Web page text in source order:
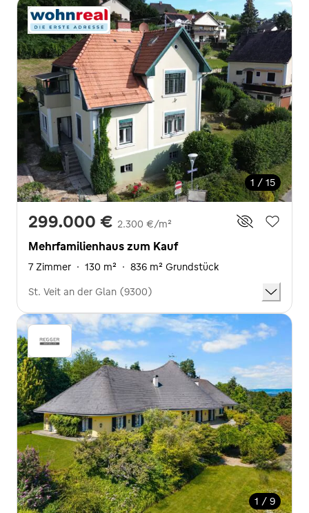
1 / 15
299.000 € 2.300 €/m²
Mehrfamilienhaus zum Kauf
7 Zimmer · 130 m² · 836 m² Grundstück
St. Veit an der Glan (9300)
1 / 9